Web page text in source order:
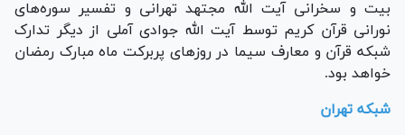
بیت و سخرانی آیت الله مجتهد تهرانی و تفسیر سوره‌های
نورانی قرآن کریم توسط آیت الله جوادی آملی از دیگر تدارک
شبکه قرآن و معارف سیما در روز‌های پربرکت ماه مبارک رمضان
خواهد بود.
شبکه تهران